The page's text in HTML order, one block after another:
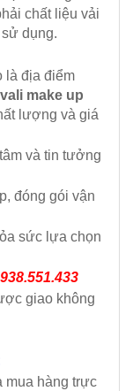
chất liệu vải
dụng.
là địa điểm
make up
lượng và giá
và tin tưởng
đóng gói vận
sức lựa chọn
giao không
mua hàng trực